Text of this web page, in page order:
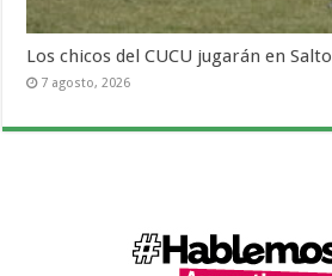
Los chicos del CUCU jugarán en Salto
7 agosto, 2026